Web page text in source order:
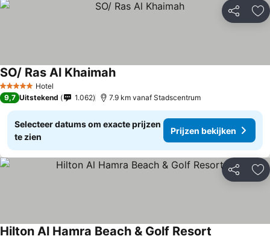
Delen
5 Sterren Hotel
SO/ Ras Al Khaimah
9,7 Uitstekend 1.062 7.9 km vanaf Stadscentrum
Selecteer datums om exacte prijzen
te zien
Prijzen bekijken
Delen
Hilton Al Hamra Beach & Golf Resort